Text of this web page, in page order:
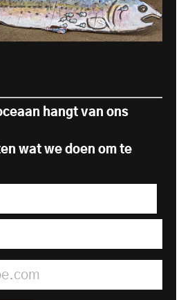
hangt van ons
wat we doen om te